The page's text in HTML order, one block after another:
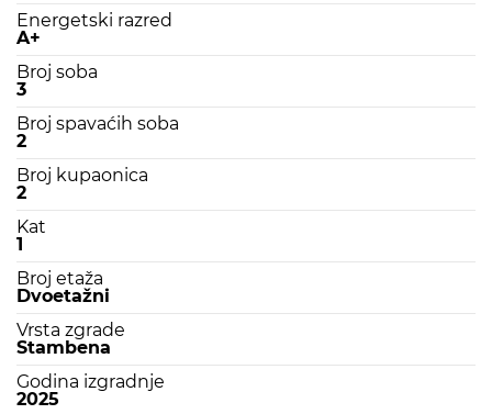
Energetski razred
A+
Broj soba
3
Broj spavaćih soba
2
Broj kupaonica
2
Kat
1
Broj etaža
Dvoetažni
Vrsta zgrade
Stambena
Godina izgradnje
2025